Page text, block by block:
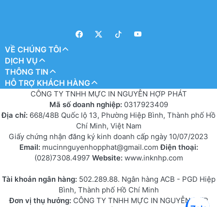
VỀ CHÚNG TÔI
DỊCH VỤ
THÔNG TIN
HỖ TRỢ KHÁCH HÀNG
CÔNG TY TNHH MỰC IN NGUYỄN HỢP PHÁT
Mã số doanh nghiệp: 0317923409
Địa chỉ: 668/48B Quốc lộ 13, Phường Hiệp Bình, Thành phố Hồ
Chí Minh, Việt Nam
Giấy chứng nhận đăng ký kinh doanh cấp ngày 10/07/2023
Email: mucinnguyenhopphat@gmail.comĐiện thoại:
(028)7308.4997 Website: www.inknhp.com
Tài khoản ngân hàng: 502.289.88. Ngân hàng ACB - PGD Hiệp
Bình, Thành phố Hồ Chí Minh
Đơn vị thụ hưởng:CÔNG TY TNHH MỰC IN NGUYỄN HỢP